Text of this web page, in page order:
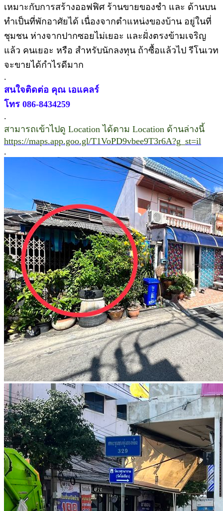
เหมาะกับการสร้างออฟฟิศ ร้านขายของชำ และ ด้านบน
ทำเป็นที่พักอาศัยได้ เนื่องจากตำแหน่งของบ้าน อยู่ในที่
ชุมชน ห่างจากปากซอยไม่เยอะ และฝั่งตรงข้ามเจริญ
แล้ว คนเยอะ หรือ สำหรับนักลงทุน ถ้าซื้อแล้วไป รีโนเวท
จะขายได้กำไรดีมาก
.
สนใจติดต่อ คุณ เอแคลร์
โทร 086-8434259
.
สามารถเข้าไปดู Location ได้ตาม Location ด้านล่างนี้
https://maps.app.goo.gl/T1VoPD9vbee9T3r6A?g_st=il
.